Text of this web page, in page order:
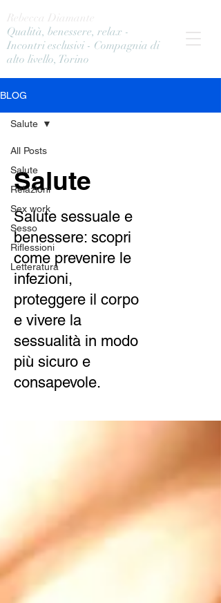
Rebecca Diamante
Qualità, benessere, relax -
Incontri esclusivi - Compagnia di
alto livello, Torino
BLOG
All Posts
Salute
Relazioni
Sex work
Sesso
Riflessioni
Letteratura
Salute
Salute
Salute sessuale e
benessere: scopri
come prevenire le
infezioni,
proteggere il corpo
e vivere la
sessualità in modo
più sicuro e
consapevole.